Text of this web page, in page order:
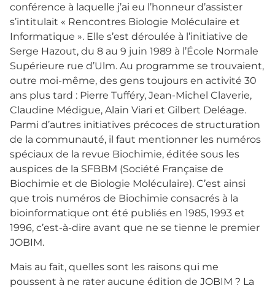
conférence à laquelle j’ai eu l’honneur d’assister
s’intitulait « Rencontres Biologie Moléculaire et
Informatique ». Elle s’est déroulée à l’initiative de
Serge Hazout, du 8 au 9 juin 1989 à l’École Normale
Supérieure rue d’Ulm. Au programme se trouvaient,
outre moi-même, des gens toujours en activité 30
ans plus tard : Pierre Tufféry, Jean-Michel Claverie,
Claudine Médigue, Alain Viari et Gilbert Deléage.
Parmi d’autres initiatives précoces de structuration
de la communauté, il faut mentionner les numéros
spéciaux de la revue Biochimie, éditée sous les
auspices de la SFBBM (Société Française de
Biochimie et de Biologie Moléculaire). C’est ainsi
que trois numéros de Biochimie consacrés à la
bioinformatique ont été publiés en 1985, 1993 et
1996, c’est-à-dire avant que ne se tienne le premier
JOBIM.
Mais au fait, quelles sont les raisons qui me
poussent à ne rater aucune édition de JOBIM ? La